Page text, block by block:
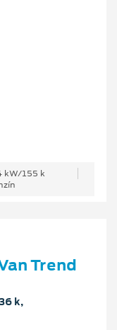
kW/155 k
Trend
k,